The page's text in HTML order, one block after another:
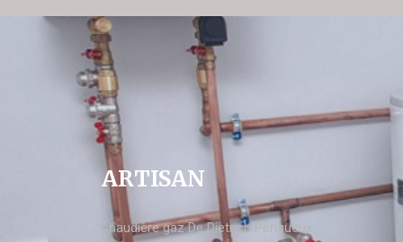
ARTISAN
chaudière gaz De Dietrich Périgueux